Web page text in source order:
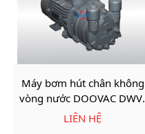
Máy bơm hút chân không
vòng nước DOOVAC DWV-
30H-7.5KW
LIÊN HỆ